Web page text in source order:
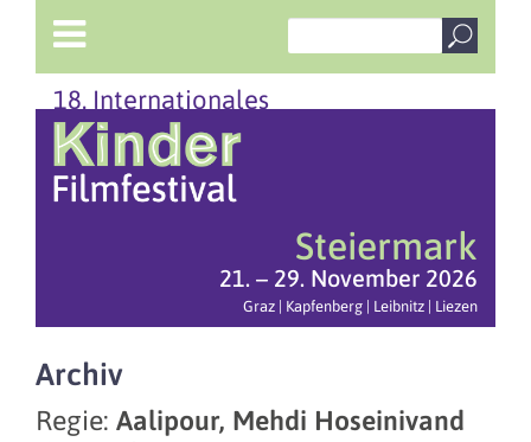
18. Internationales
Steiermark
21. – 29. November 2026
Graz | Kapfenberg | Leibnitz | Liezen
Archiv
Regie: Aalipour, Mehdi Hoseinivand